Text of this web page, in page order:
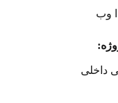
وب
داخلی